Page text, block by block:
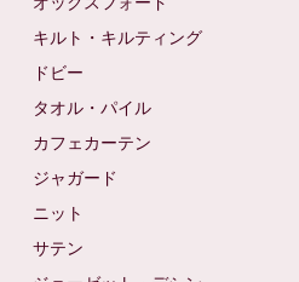
キルト・キルティング
ドビー
タオル・パイル
カフェカーテン
ジャガード
ニット
サテン